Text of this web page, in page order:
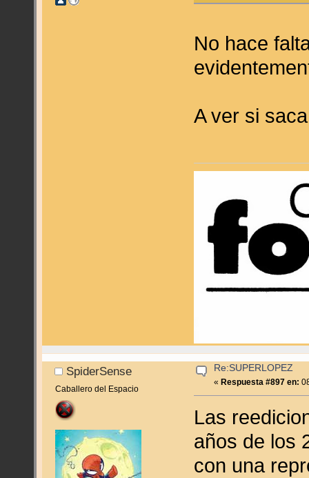
No hace
A ver si
SpiderSense
Caballero del Espacio
Re:SUPERLOPEZ
« Respuesta #897 en:
Las
años de los
con una